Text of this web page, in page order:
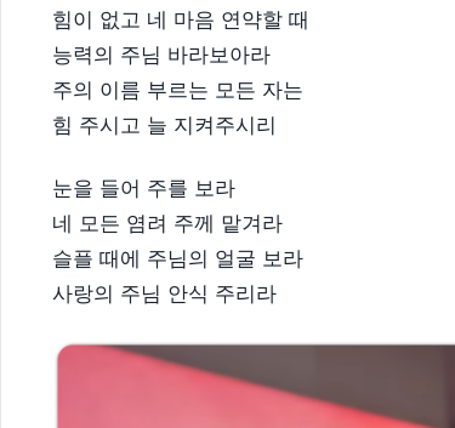
힘이 없고 네 마음 연약할 때
능력의 주님 바라보아라
주의 이름 부르는 모든 자는
힘 주시고 늘 지켜주시리
눈을 들어 주를 보라
네 모든 염려 주께 맡겨라
슬플 때에 주님의 얼굴 보라
사랑의 주님 안식 주리라